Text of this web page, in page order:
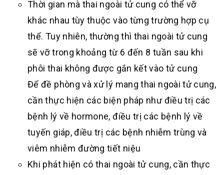
Thời gian mà thai ngoài tử cung có thể vỡ
khác nhau tùy thuộc vào từng trường hợp cụ
thể. Tuy nhiên, thường thì thai ngoài tử cung
sẽ vỡ trong khoảng từ 6 đến 8 tuần sau khi
phôi thai không được gắn kết vào tử cung
Để đề phòng và xử lý mang thai ngoài tử cung,
cần thực hiện các biện pháp như điều trị các
bệnh lý về hormone, điều trị các bệnh lý về
tuyến giáp, điều trị các bệnh nhiễm trùng và
viêm nhiễm đường tiết niệu
Khi phát hiện có thai ngoài tử cung, cần thực